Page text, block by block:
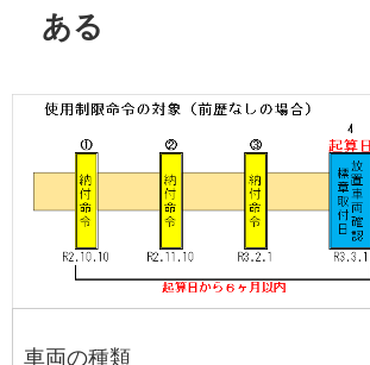
ある
車両の種類